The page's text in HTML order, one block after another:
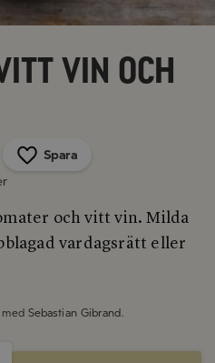
vin och
Spara
och vitt vin. Milda
vardagsrätt eller
Sebastian Gibrand.